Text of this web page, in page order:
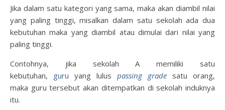
Jika dalam satu kategori yang sama, maka akan diambil nilai
yang paling tinggi, misalkan dalam satu sekolah ada dua
kebutuhan maka yang diambil atau dimulai dari nilai yang
paling tinggi.
Contohnya, jika sekolah A memiliki satu
kebutuhan, guru yang lulus passing grade satu orang,
maka guru tersebut akan ditempatkan di sekolah induknya
itu.